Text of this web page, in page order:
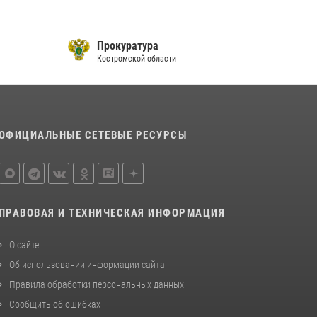
Приглашаем молодежь Костромской области
Прокуратура
Костромской области
СЕТЕВЫЕ РЕСУРСЫ
ПРАВОВАЯ И ТЕХНИЧЕСКАЯ ИНФОРМАЦИЯ
О сайте
Об использовании информации сайта
Правила обработки персональных данных
Сообщить об ошибках